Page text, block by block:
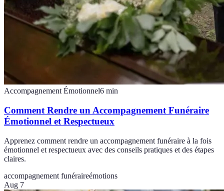
Accompagnement Émotionnel6 min
Comment Rendre un Accompagnement Funéraire
Émotionnel et Respectueux
Apprenez comment rendre un accompagnement funéraire à la fois
émotionnel et respectueux avec des conseils pratiques et des étapes
claires.
accompagnement funéraireémotions
Aug 7